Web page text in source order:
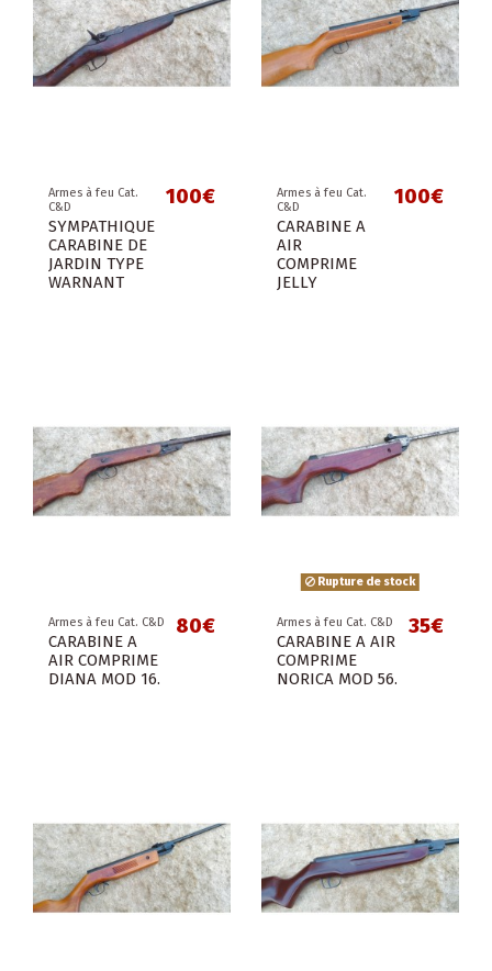
Armes à feu Cat.
C&D
SYMPATHIQUE
CARABINE DE
JARDIN TYPE
WARNANT
100€
Armes à feu Cat.
C&D
CARABINE A
AIR
COMPRIME
JELLY
100€
Armes à feu Cat. C&D
CARABINE A
AIR COMPRIME
DIANA MOD 16.
80€
Rupture de stock
Armes à feu Cat. C&D
CARABINE A AIR
COMPRIME
NORICA MOD 56.
35€